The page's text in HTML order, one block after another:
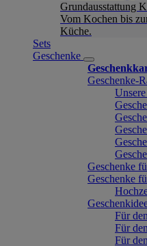
Grundausstattung
Vom Kochen bis
Küche.
Sets
Geschenke
Geschenke-
Geschenke
Geschenke
Für
Für
Für